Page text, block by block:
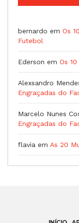
bernardo em Os
Futebol
Ederson em Os
Alexsandro
Engraçadas do
Marcelo Nunes
Engraçadas do
flavia em As 20